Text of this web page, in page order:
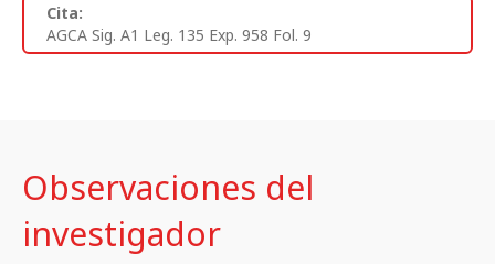
Cita:
AGCA Sig. A1 Leg. 135 Exp. 958 Fol. 9
Observaciones del
investigador